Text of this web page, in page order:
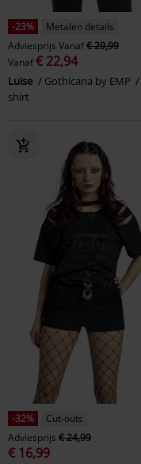
-23%
Metalen details
Adviesprijs Vanaf€ 29,99
Vanaf€ 22,94
Luise Gothicana by EMP
shirt
-32%
Cut-outs
Adviesprijs € 24,99
€ 16,99